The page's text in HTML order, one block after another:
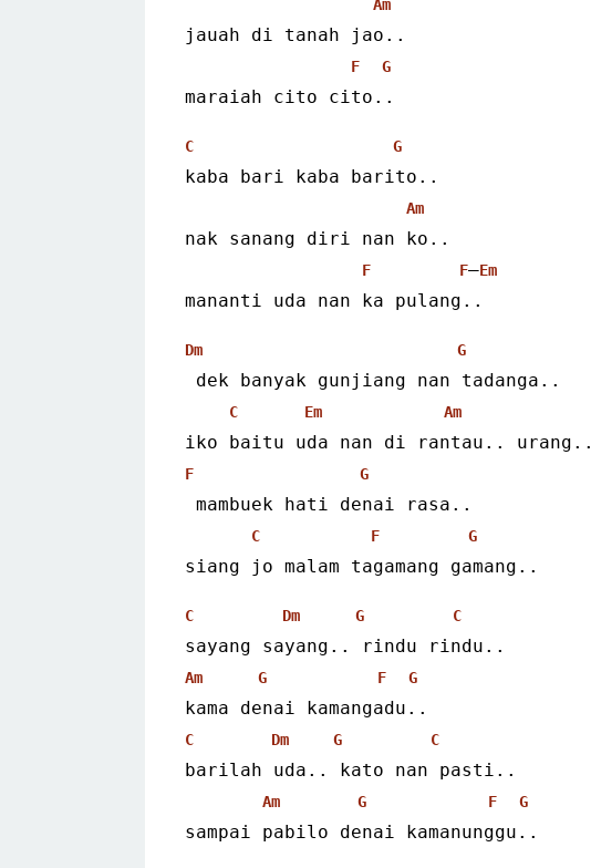
Am
jauah di tanah jao..
F G
maraiah cito cito..
C G
kaba bari kaba barito..
Am
nak sanang diri nan ko..
F F–Em
mananti uda nan ka pulang..
Dm G
dek banyak gunjiang nan tadanga..
C Em Am
iko baitu uda nan di rantau.. urang..
F G
mambuek hati denai rasa..
C F G
siang jo malam tagamang gamang..
C Dm G C
sayang sayang.. rindu rindu..
Am G F G
kama denai kamangadu..
C Dm G C
barilah uda.. kato nan pasti..
Am G F G
sampai pabilo denai kamanunggu..